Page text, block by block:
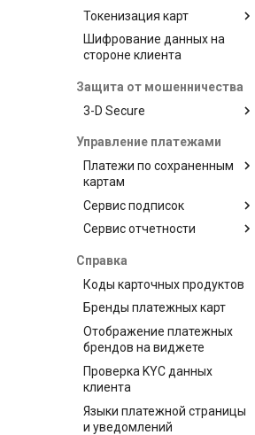
использованием
публичного ключа
Получение токена
Кастомизация
виджета и платежной
Базовая кастомизация
Углубленная
данными из веб-формы
клиента на страницу
магазина
Оспоренный платеж
Токенизация
Токенизация карты
получателя
Проверка
Запрос статуса
Запрос баланса
Токенизация карт
Сервис токенизации от
провайдера
Шифрование данных на
стороне клиента
Защита от мошенничества
3-D Secure
3-D Secure 2.0. FAQ
Управление платежами
Платежи по сохраненным
картам
Запрос на взимание
Сервис подписок
Планы
Сервис отчетности
отчетов
Справка
Коды карточных продуктов
Бренды платежных карт
Отображение платежных
брендов на виджете
Проверка KYC данных
клиента
Языки платежной страницы
и уведомлений